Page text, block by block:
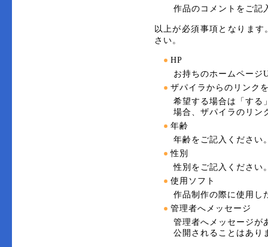
作品のコメントをご記
以上が必須事項となりま
さい。
HP
お持ちのホームページ
ザパイラからのリンク
希望する場合は「する
場合、ザパイラのリン
年齢
年齢をご記入ください
性別
性別をご記入ください
使用ソフト
作品制作の際に使用し
管理者へメッセージ
管理者へメッセージが
公開されることはあり